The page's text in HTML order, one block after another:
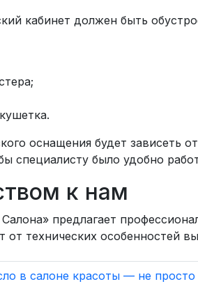
кабинет должен быть
оснащения будет зависеть
специалисту было удобно
к нам
предлагает
от технических особенностей
в салоне красоты — не просто